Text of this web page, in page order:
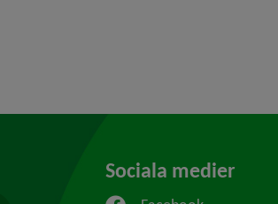
Sociala medier